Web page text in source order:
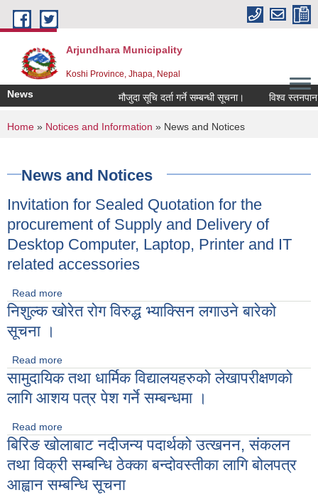
Skip to main content
Arjundhara Municipality
Koshi Province, Jhapa, Nepal
News मौजुदा सूचि दर्ता गर्ने सम्बन्धी सूचना। विश्व स्तनपान
You are here
Home » Notices and Information » News and Notices
News and Notices
Invitation for Sealed Quotation for the
procurement of Supply and Delivery of
Desktop Computer, Laptop, Printer and IT
related accessories
Read more
procurement of Supply and Delivery of Desktop
निशुल्क खोरेत रोग विरुद्ध भ्याक्सिन लगाउने बारेको
सूचना ।
Read more
सामुदायिक तथा धार्मिक विद्यालयहरुको लेखापरीक्षणको
लागि आशय पत्र पेश गर्ने सम्बन्धमा ।
Read more
पत्र पेश गर्ने सम्बन्धमा ।
बिरिङ खोलाबाट नदीजन्य पदार्थको उत्खनन, संकलन
तथा विक्री सम्बन्धि ठेक्का बन्दोवस्तीका लागि बोलपत्र
आह्वान सम्बन्धि सूचना